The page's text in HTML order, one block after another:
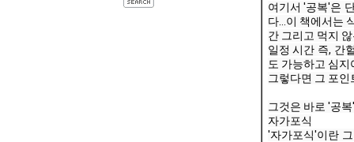
여기서 '공복'은
다...이 책에서는
간 그리고 먹지
일정 시간 즉, 간
도 가능하고 심
그렇다면 그 포
그것은 바로 '공
자가포식